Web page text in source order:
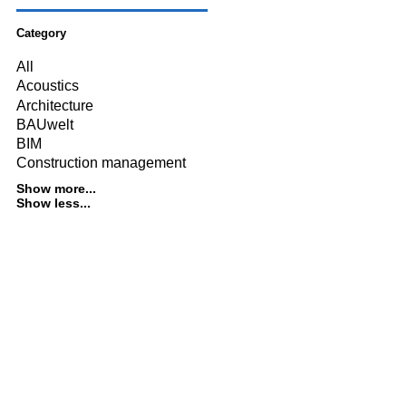
Category
All
Acoustics
Architecture
BAUwelt
BIM
Construction management
Show more...
Show less...